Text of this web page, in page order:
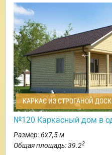
КАРКАС ИЗ СТРОГАНОЙ
№120 Каркасный дом в
Размер: 6х7,5 м
Общая площадь: 39.22